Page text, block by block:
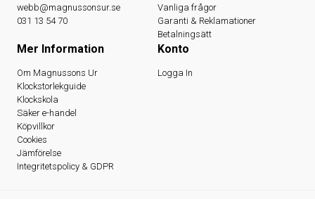
webb@magnussonsur.se
031 13 54 70
Vanliga frågor
Garanti & Reklamationer
Betalningsätt
Mer Information
Om Magnussons Ur
Klockstorlekguide
Klockskola
Säker e-handel
Köpvillkor
Cookies
Jämförelse
Integritetspolicy & GDPR
Konto
Logga In